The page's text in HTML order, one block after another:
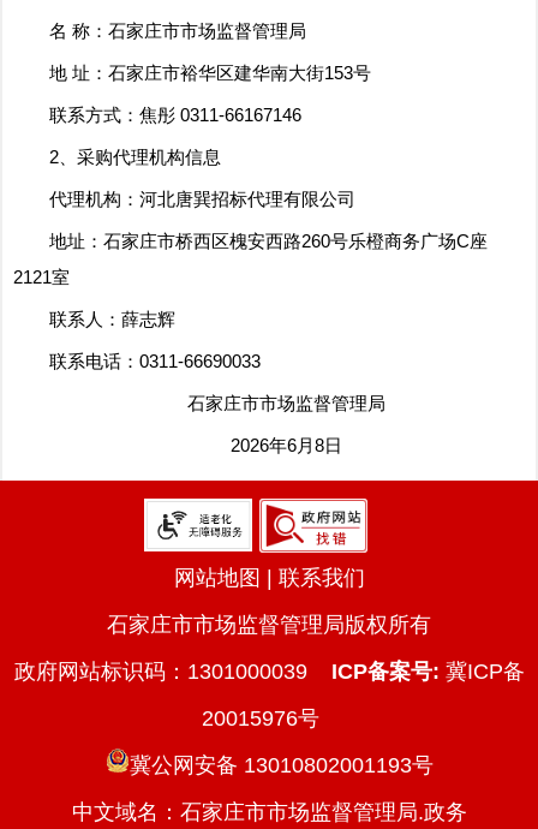
名 称：石家庄市市场监督管理局
地 址：石家庄市裕华区建华南大街153号
联系方式：焦彤 0311-66167146
2、采购代理机构信息
代理机构：河北唐巽招标代理有限公司
地址：石家庄市桥西区槐安西路260号乐橙商务广场C座
2121室
联系人：薛志辉
联系电话：0311-66690033
石家庄市市场监督管理局
2026年6月8日